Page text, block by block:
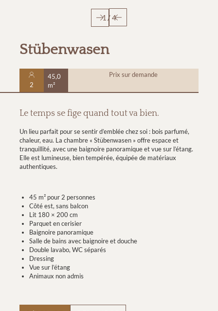
1 /4
Stübenwasen
2
45,0
m²
Prix sur demande
Le temps se fige quand tout va bien.
Un lieu parfait pour se sentir d’emblée chez soi : bois parfumé,
chaleur, eau. La chambre « Stübenwasen » offre espace et
tranquillité, avec une baignoire panoramique et vue sur l’étang.
Elle est lumineuse, bien tempérée, équipée de matériaux
authentiques.
45 m² pour 2 personnes
Côté est, sans balcon
Lit 180 × 200 cm
Parquet en cerisier
Baignoire panoramique
Salle de bains avec baignoire et douche
Double lavabo, WC séparés
Dressing
Vue sur l’étang
Animaux non admis